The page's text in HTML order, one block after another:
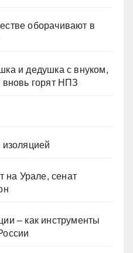
оборачивают в
и дедушка с внуком,
горят НПЗ
изоляцией
на Урале, сенат
– как инструменты